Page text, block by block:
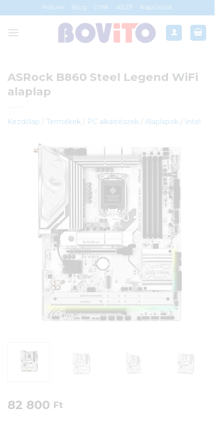
to
content
Rólunk Blog GYIK ÁSZF Kapcsolat
ASRock B860 Steel Legend WiFi
alaplap
Kezdőlap / Termékek / PC alkatrészek / Alaplapok / Intel
82 800 Ft